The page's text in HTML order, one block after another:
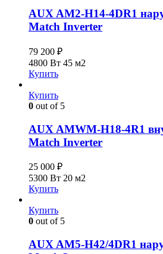
AUX AM2-H14-4DR1
Match Inverter
79 200 ₽
4800 Вт 45 м2
Купить
Купить
0 out of 5
AUX AMWM-H18-4R1
Match Inverter
25 000 ₽
5300 Вт 20 м2
Купить
Купить
0 out of 5
AUX AM5-H42/4DR1